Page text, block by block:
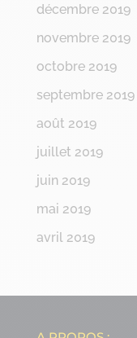
décembre 2019
novembre 2019
octobre 2019
septembre 2019
août 2019
juillet 2019
juin 2019
mai 2019
avril 2019